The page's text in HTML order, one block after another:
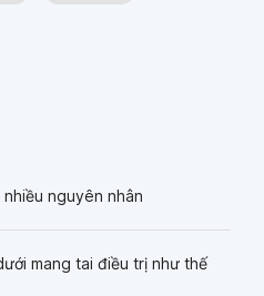
nguyên nhân
mang tai điều trị như thế